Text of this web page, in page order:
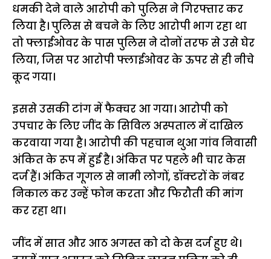
धमकी देने वाले आरोपी को पुलिस ने गिरफ्तार कर
लिया है। पुलिस से बचने के लिए आरोपी भाग रहा था
तो फ्लाईओवर के पास पुलिस ने दोनों तरफ से उसे घेर
लिया, जिस पर आरोपी फ्लाईओवर के ऊपर से ही नीचे
कूद गया।
इससे उसकी टांग में फैक्चर आ गया। आरोपी को
उपचार के लिए जींद के सिविल अस्पताल में दाखिल
करवाया गया है। आरोपी की पहचान थुआ गांव निवासी
अंकित के रूप में हुई है। अंकित पर पहले भी चार केस
दर्ज हैं। अंकित गूगल से नामी लोगों, डॉक्टरों के नंबर
निकाल कर उन्हें फोन करता और फिरौती की मांग
कर रहा था।
जींद में सात और आठ अगस्त को दो केस दर्ज हुए थे।